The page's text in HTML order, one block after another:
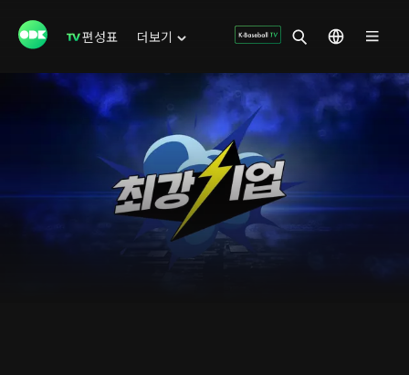
편성표 더보기